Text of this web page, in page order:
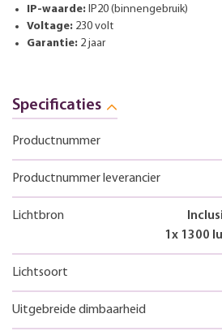
IP-waarde: IP20 (binnengebruik)
Voltage: 230 volt
Garantie: 2 jaar
Specificaties
Productnummer
Productnummer leverancier
Lichtbron
1x 1300
Lichtsoort
Uitgebreide dimbaarheid